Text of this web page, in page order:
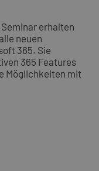
erhalten
neuen
365. Sie
365 Features
Möglichkeiten mit